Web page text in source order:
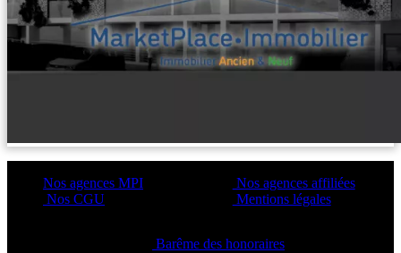
Nos agences MPI
Nos CGU
Nos agences affiliées
Mentions légales
Barême des honoraires